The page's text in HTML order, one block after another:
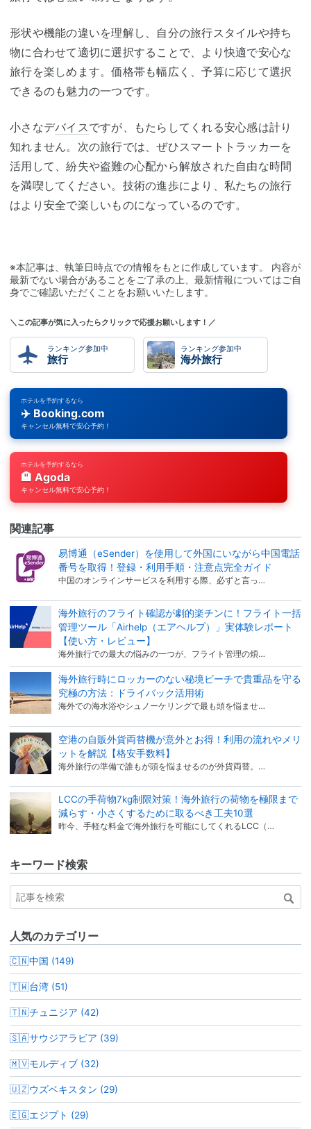
形状や機能の違いを理解し、自分の旅行スタイルや持ち
物に合わせて適切に選択することで、より快適で安心な
旅行を楽しめます。価格帯も幅広く、予算に応じて選択
できるのも魅力の一つです。
小さなデバイス ですが、もたらしてくれる安心感は計り
知れません。次の旅行では、ぜひスマートトラッカーを
活用して、紛失や盗難の心配から解放された自由な時間
を満喫してください。技術の進歩により、私たちの旅行
はより安全で楽しいものになっているのです。
※本記事は、執筆日時点での情報をもとに作成しています。 内容が
最新でない場合があることをご了承の上、最新情報についてはご自
身でご確認いただくことをお願いいたします。
＼この記事が気に入ったらクリックで応援お願いします！／
ランキング参加中
旅行
ランキング参加中
海外旅行
ホテルを予約するなら
✈️ Booking.com
キャンセル無料で安心予約！
ホテルを予約するなら
🏨 Agoda
キャンセル無料で安心予約！
関連記事
易博通（eSender）を使用して外国にいながら中国電話
番号を取得！登録・利用手順・注意点完全ガイド
中国のオンラインサービスを利用する際、必ずと言っ…
海外旅行のフライト確認が劇的楽チンに！フライト一括
管理ツール「Airhelp（エアヘルプ）」実体験レポート
【使い方・レビュー】
海外旅行での最大の悩みの一つが、フライト管理の煩…
海外旅行時にロッカーのない秘境ビーチで貴重品を守る
究極の方法：ドライバック活用術
海外での海水浴やシュノーケリングで最も頭を悩ませ…
空港の自販外貨両替機が意外とお得！利用の流れやメリ
ットを解説【格安手数料】
海外旅行の準備で誰もが頭を悩ませるのが外貨両替。…
LCCの手荷物7kg制限対策！海外旅行の荷物を極限まで
減らす・小さくするために取るべき工夫10選
昨今、手軽な料金で海外旅行を可能にしてくれるLCC（…
キーワード検索
人気のカテゴリー
🇨🇳中国 (149)
🇹🇼台湾 (51)
🇹🇳チュニジア (42)
🇸🇦サウジアラビア (39)
🇲🇻モルディブ (32)
🇺🇿ウズベキスタン (29)
🇪🇬エジプト (29)